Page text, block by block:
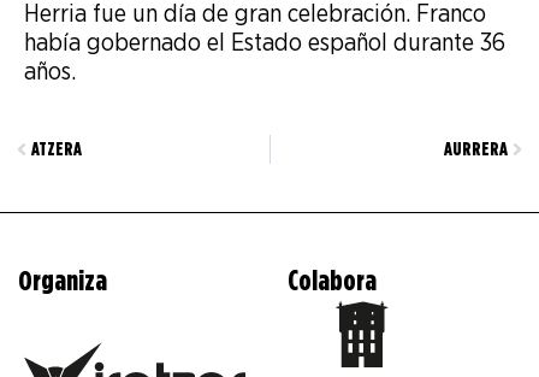
Herria fue un día de gran celebración. Franco
había gobernado el Estado español durante 36
años.
ATZERA AURRERA
Organiza Colabora